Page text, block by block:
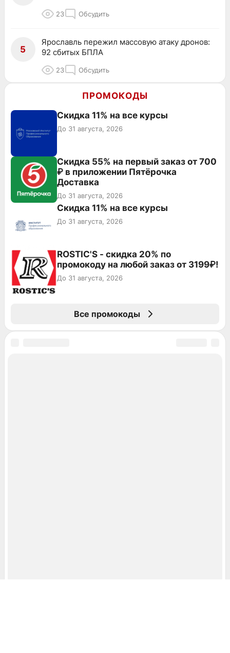
23 Обсудить
5
Ярославль пережил массовую атаку дронов:
92 сбитых БПЛА
23 Обсудить
ПРОМОКОДЫ
Скидка 11% на все курсы
До 31 августа, 2026
Скидка 55% на первый заказ от 700
₽ в приложении Пятёрочка
Доставка
До 31 августа, 2026
Скидка 11% на все курсы
До 31 августа, 2026
ROSTIC'S - скидка 20% по
промокоду на любой заказ от 3199₽!
До 31 августа, 2026
Все промокоды